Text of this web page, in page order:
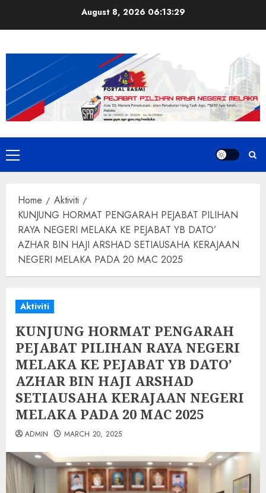
August 8, 2026 06:13:30
Primary
Menu
Home
Aktiviti
KUNJUNG HORMAT PENGARAH PEJABAT PILIHAN
RAYA NEGERI MELAKA KE PEJABAT YB DATO’
AZHAR BIN HAJI ARSHAD SETIAUSAHA KERAJAAN
NEGERI MELAKA PADA 20 MAC 2025
Aktiviti
KUNJUNG HORMAT PENGARAH
PEJABAT PILIHAN RAYA NEGERI
MELAKA KE PEJABAT YB DATO’
AZHAR BIN HAJI ARSHAD
SETIAUSAHA KERAJAAN NEGERI
MELAKA PADA 20 MAC 2025
ADMIN MARCH 20, 2025